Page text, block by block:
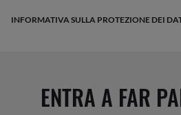
INFORMATIVA SULLA PROTEZIONE DEI
ENTRA A FAR